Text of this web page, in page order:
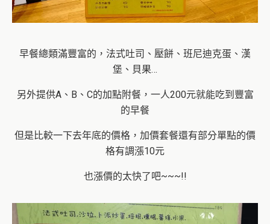
早餐總類滿豐富的，法式吐司、壓餅、班尼迪克蛋、漢
堡、貝果…
另外提供A、B、C的加點附餐，一人200元就能吃到豐富
的早餐
但是比較一下去年底的價格，加價套餐還有部分單點的價
格有調漲10元
也漲價的太快了吧~~~!!